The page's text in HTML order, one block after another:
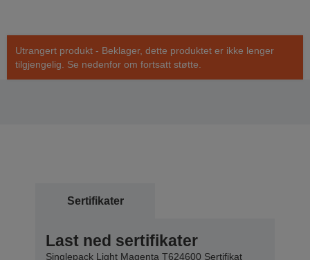
Utrangert produkt - Beklager, dette produktet er ikke lenger
tilgjengelig. Se nedenfor om fortsatt støtte.
Sertifikater
Last ned sertifikater
Singlepack Light Magenta T624600 Sertifikat